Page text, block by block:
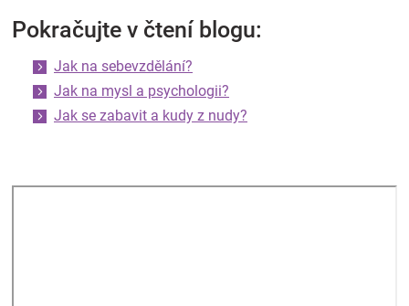
Pokračujte v čtení blogu:
Jak na sebevzdělání?
Jak na mysl a psychologii?
Jak se zabavit a kudy z nudy?